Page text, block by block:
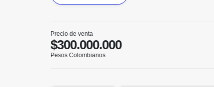
Precio de venta
$300.000.000
Pesos Colombianos